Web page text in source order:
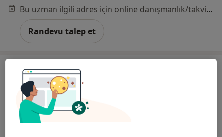
Bu uzman ilgili adres için online danışmanlık/takvim sunmuyor.
Randevu talep et